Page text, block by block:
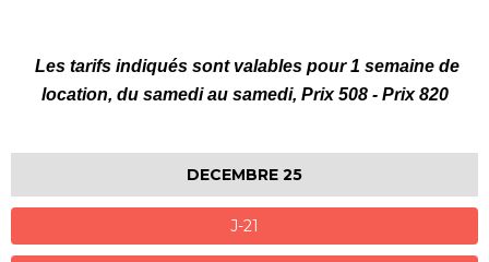
Les tarifs indiqués sont valables pour 1 semaine de
location, du samedi au samedi, Prix 508 - Prix 820
DECEMBRE 25
J-21